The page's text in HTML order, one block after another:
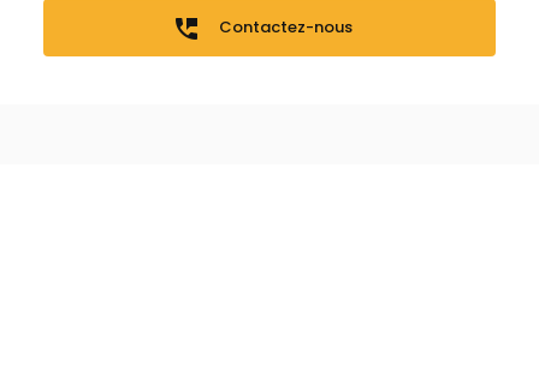
perm_phone_msg Contactez-nous